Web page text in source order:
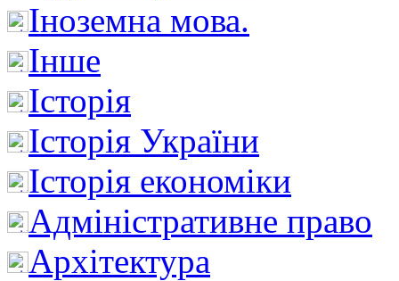
Іноземна мова.
Інше
Історія
Історія України
Історія економіки
Адміністративне право
Архітектура